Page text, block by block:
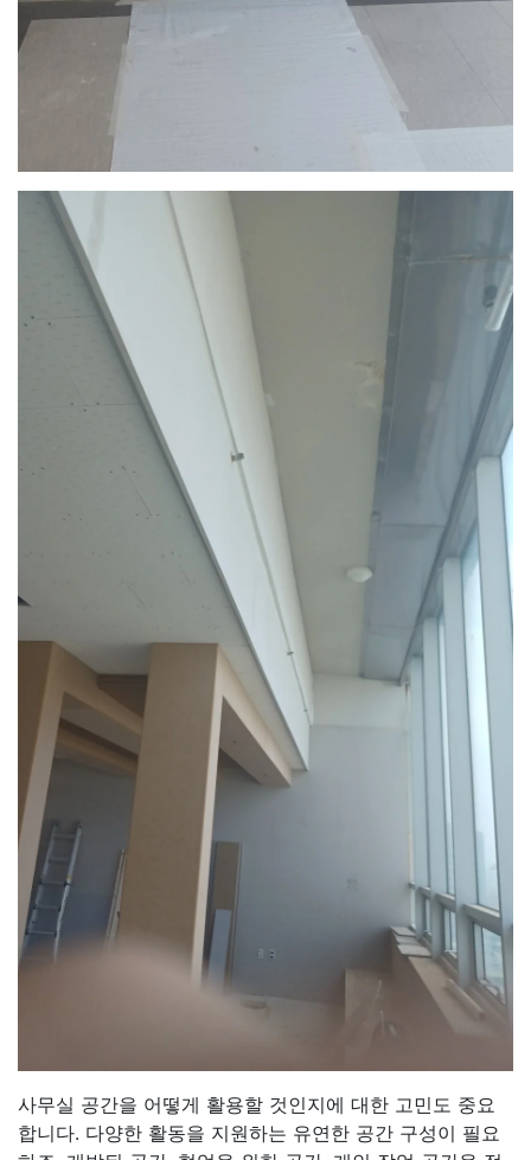
사무실 공간을 어떻게 활용할 것인지에 대한 고민도 중요
합니다. 다양한 활동을 지원하는 유연한 공간 구성이 필요